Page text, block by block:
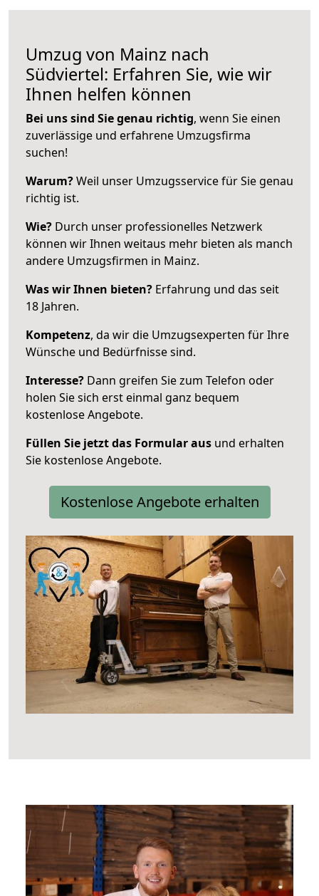
Umzug von Mainz nach
Südviertel: Erfahren Sie, wie wir
Ihnen helfen können
Bei uns sind Sie genau richtig, wenn Sie einen
zuverlässige und erfahrene Umzugsfirma
suchen!
Warum?Weil unser Umzugsservice für Sie genau
richtig ist.
Wie? Durch unser professionelles Netzwerk
können wir Ihnen weitaus mehr bieten als manch
andere Umzugsfirmen in Mainz.
Was wir Ihnen bieten? Erfahrung und das seit
18 Jahren.
Kompetenz, da wir die Umzugsexperten für Ihre
Wünsche und Bedürfnisse sind.
Interesse? Dann greifen Sie zum Telefon oder
holen Sie sich erst einmal ganz bequem
kostenlose Angebote.
Füllen Sie jetzt das Formular aus und erhalten
Sie kostenlose Angebote.
Kostenlose Angebote erhalten